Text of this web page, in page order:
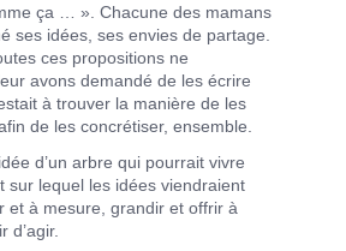
ça … ». Chacune des mamans
ses idées, ses envies de partage.
ces propositions ne
avons demandé de les écrire
à trouver la manière de les
de les concrétiser, ensemble.
d’un arbre qui pourrait vivre
sur lequel les idées viendraient
et à mesure, grandir et offrir à
d’agir.
Maisons des Familles
des lieux d'accueil et
pour les
son
celles des autres et
|Mentions légales
|Contact